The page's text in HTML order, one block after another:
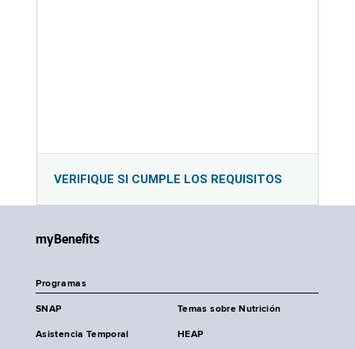
VERIFIQUE SI CUMPLE LOS REQUISITOS
myBenefits
Programas
SNAP Temas sobre Nutrición
Asistencia Temporal HEAP